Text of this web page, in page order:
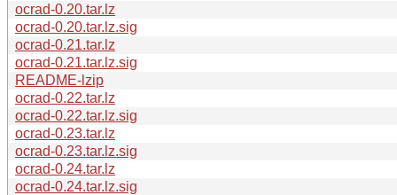
ocrad-0.20.tar.lz
ocrad-0.20.tar.lz.sig
ocrad-0.21.tar.lz
ocrad-0.21.tar.lz.sig
README-lzip
ocrad-0.22.tar.lz
ocrad-0.22.tar.lz.sig
ocrad-0.23.tar.lz
ocrad-0.23.tar.lz.sig
ocrad-0.24.tar.lz
ocrad-0.24.tar.lz.sig